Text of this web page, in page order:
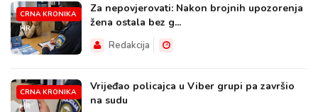
CRNA KRONIKA
HR
Za nepovjerovati: Nakon brojnih upozorenja
žena ostala bez g...
Redakcija
CRNA KRONIKA
HR
Vrijeđao policajca u Viber grupi pa završio
na sudu